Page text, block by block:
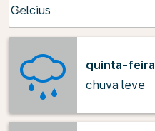
Celcius
keyboard_arrow_down
quinta-feira
chuva leve